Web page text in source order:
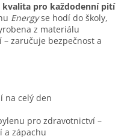
kvalita pro každodenní pití
Energyse hodí do školy,
z materiálu
zaručuje bezpečnost a
na celý den
pro zdravotnictví –
a zápachu